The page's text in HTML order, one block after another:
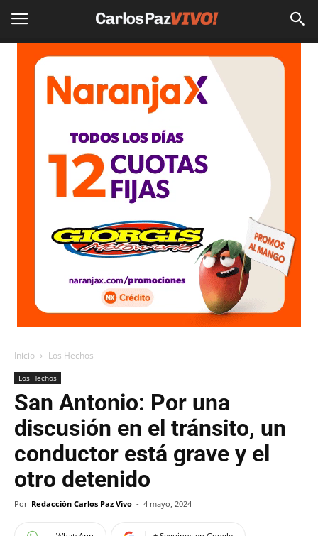
Inicio Los Hechos
Los Hechos
San Antonio: Por una
discusión en el tránsito, un
conductor está grave y el
otro detenido
Por Redacción Carlos Paz Vivo - 4 mayo, 2024